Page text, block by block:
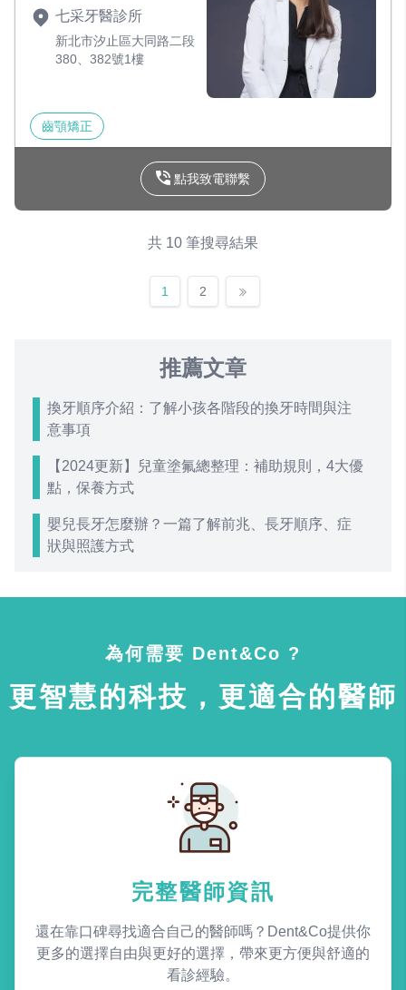
七采牙醫診所
新北市汐止區大同路二段
380、382號1樓
齒顎矯正
點我致電聯繫
共 10 筆搜尋結果
1 2
推薦文章
換牙順序介紹：了解小孩各階段的換牙時間與注
意事項
【2024更新】兒童塗氟總整理：補助規則，4大優
點，保養方式
嬰兒長牙怎麼辦？一篇了解前兆、長牙順序、症
狀與照護方式
為何需要 Dent&Co ?
更智慧的科技，更適合的醫師
完整醫師資訊
還在靠口碑尋找適合自己的醫師嗎？Dent&Co提供你
更多的選擇自由與更好的選擇，帶來更方便與舒適的
看診經驗。